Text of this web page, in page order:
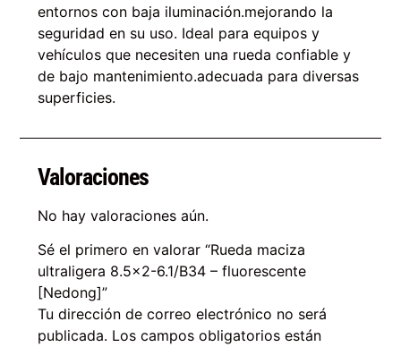
entornos con baja iluminación.mejorando la
seguridad en su uso. Ideal para equipos y
vehículos que necesiten una rueda confiable y
de bajo mantenimiento.adecuada para diversas
superficies.
Valoraciones
No hay valoraciones aún.
Sé el primero en valorar “Rueda maciza
ultraligera 8.5×2-6.1/B34 – fluorescente
[Nedong]”
Tu dirección de correo electrónico no será
publicada. Los campos obligatorios están